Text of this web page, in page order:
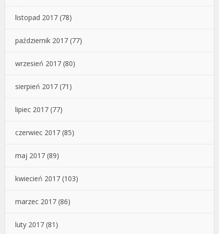
listopad 2017 (78)
październik 2017 (77)
wrzesień 2017 (80)
sierpień 2017 (71)
lipiec 2017 (77)
czerwiec 2017 (85)
maj 2017 (89)
kwiecień 2017 (103)
marzec 2017 (86)
luty 2017 (81)